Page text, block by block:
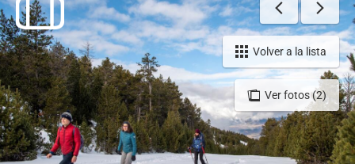
Ver fotos (2)
Volver a la lista